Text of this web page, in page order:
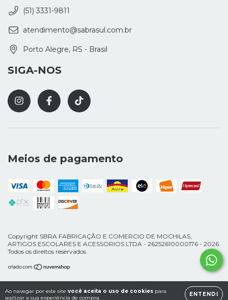
Ao navegar por este site você aceita o uso de cookies para
agilizar a sua experiência de compra.
ENTENDI
(51) 3331-9811
atendimento@sabrasul.com.br
Porto Alegre, RS - Brasil
SIGA-NOS
Meios de pagamento
Copyright SBRA FABRICAÇÃO E COMERCIO DE MOCHILAS,
ARTIGOS ESCOLARES E ACESSORIOS LTDA - 26252610000176 - 2026.
Todos os direitos reservados.